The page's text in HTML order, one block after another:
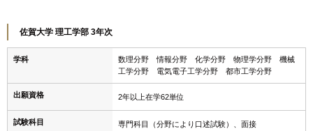
佐賀大学 理工学部 3年次
学科
数理分野 情報分野 化学分野 物理学分野 機械
工学分野 電気電子工学分野 都市工学分野
出願資格 2年以上在学62単位
試験科目
専門科目（分野により口述試験）、面接